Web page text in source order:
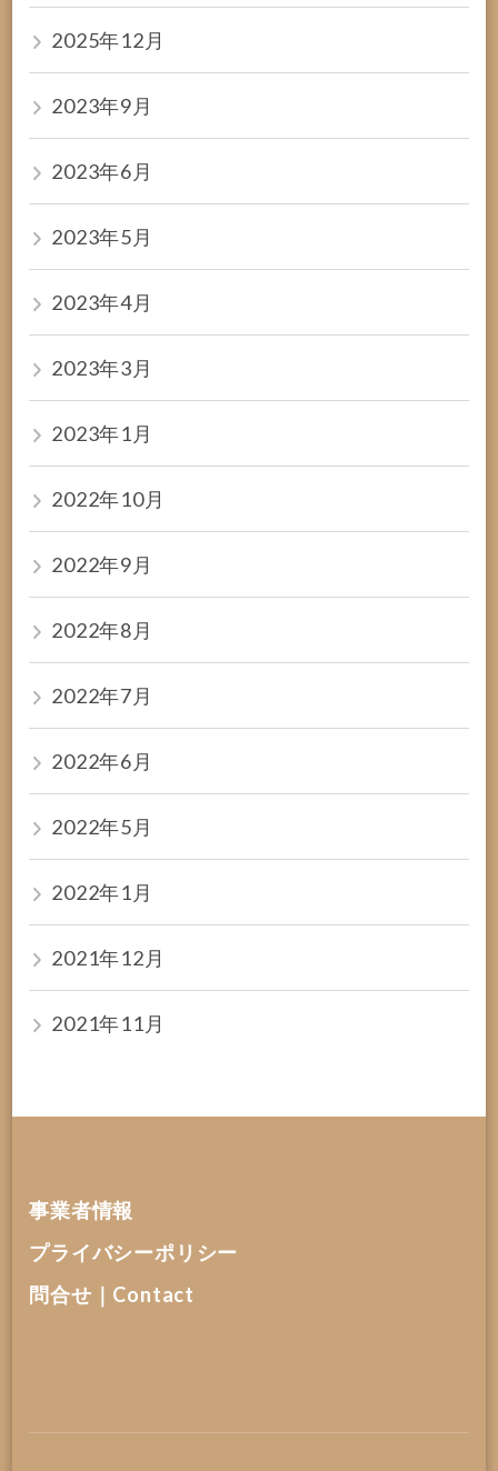
2025年12月
2023年9月
2023年6月
2023年5月
2023年4月
2023年3月
2023年1月
2022年10月
2022年9月
2022年8月
2022年7月
2022年6月
2022年5月
2022年1月
2021年12月
2021年11月
事業者情報
プライバシーポリシー
問合せ｜Contact